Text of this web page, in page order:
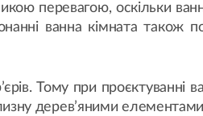
перевагою, оскільки
ванна кімната також
Тому при проєктуванні
дерев’яними